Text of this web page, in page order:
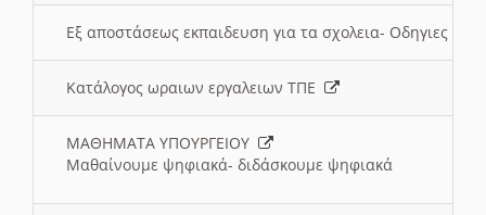
Εξ αποστάσεως εκπαιδευση για τα σχολεια- Οδηγιες
Κατάλογος ωραιων εργαλειων ΤΠΕ
ΜΑΘΗΜΑΤΑ ΥΠΟΥΡΓΕΙΟΥ
Μαθαίνουμε ψηφιακά- διδάσκουμε ψηφιακά